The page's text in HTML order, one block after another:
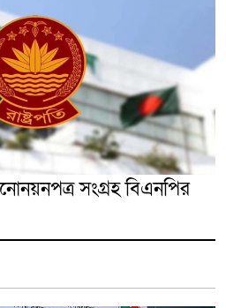
সংগ্রহ বিএনপির